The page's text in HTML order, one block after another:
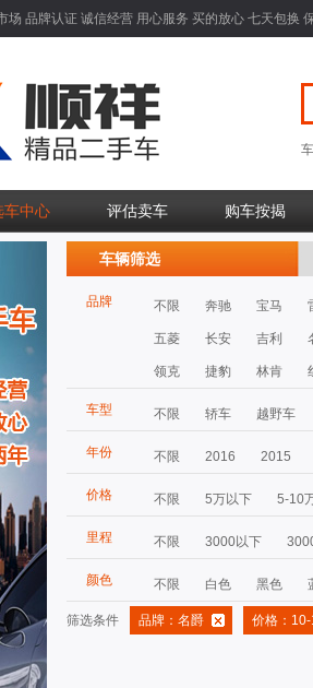
场 品牌认证 诚信经营 用心服务 买的放心 七天包换
车中心 评估卖车 购车按揭
车辆筛选
品牌 不限 奔驰 宝马
五菱 长安 吉利
领克 捷豹 林肯
车型 不限 轿车 越野车
年份 不限 2016 2015
价格 不限 5万以下 5-10
里程 不限 3000以下
颜色 不限 白色 黑色
筛选条件 品牌：名爵 价格：